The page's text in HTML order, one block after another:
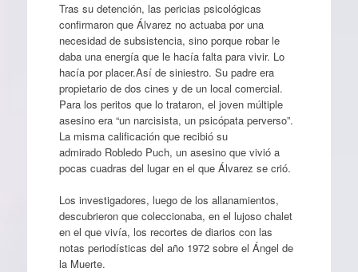
Tras su detención, las pericias psicológicas
confirmaron que Álvarez no actuaba por una
necesidad de subsistencia, sino porque robar le
daba una energía que le hacía falta para vivir. Lo
hacía por placer.Así de siniestro. Su padre era
propietario de dos cines y de un local comercial.
Para los peritos que lo trataron, el joven múltiple
asesino era “un narcisista, un psicópata perverso”.
La misma calificación que recibió su
admirado Robledo Puch, un asesino que vivió a
pocas cuadras del lugar en el que Álvarez se crió.
Los investigadores, luego de los allanamientos,
descubrieron que coleccionaba, en el lujoso chalet
en el que vivía, los recortes de diarios con las
notas periodísticas del año 1972 sobre el Ángel de
la Muerte.